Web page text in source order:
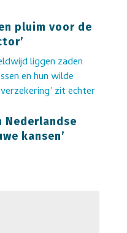
pluim voor de
Nederlandse
kansen’